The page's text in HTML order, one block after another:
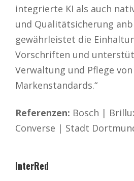
integrierte KI als auch
und Qualitätsicherung
gewährleistet die
Vorschriften und
Verwaltung und Pflege von
Markenstandards.“
Referenzen: Bosch |
Converse | Stadt
InterRed